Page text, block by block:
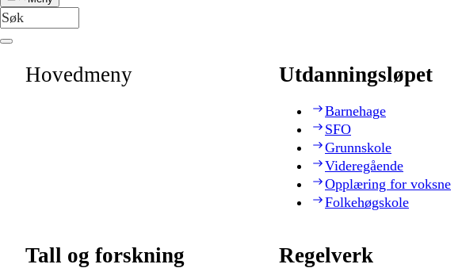
Hovedmeny Utdanningsløpet
Barnehage
SFO
Grunnskole
Videregående
Opplæring for voksne
Folkehøgskole
Tall og forskning Regelverk